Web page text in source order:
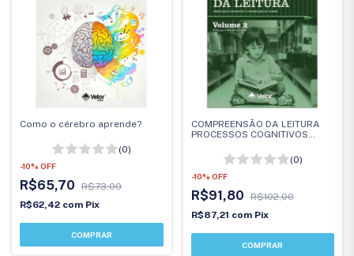
Como o cérebro aprende?
(0)
-10% OFF
R$65,70
R$73,00
R$62,42 com Pix
COMPREENSÃO DA LEITURA
PROCESSOS COGNITIVOS
(0)
-10% OFF
R$91,80
R$102,00
R$87,21 com Pix